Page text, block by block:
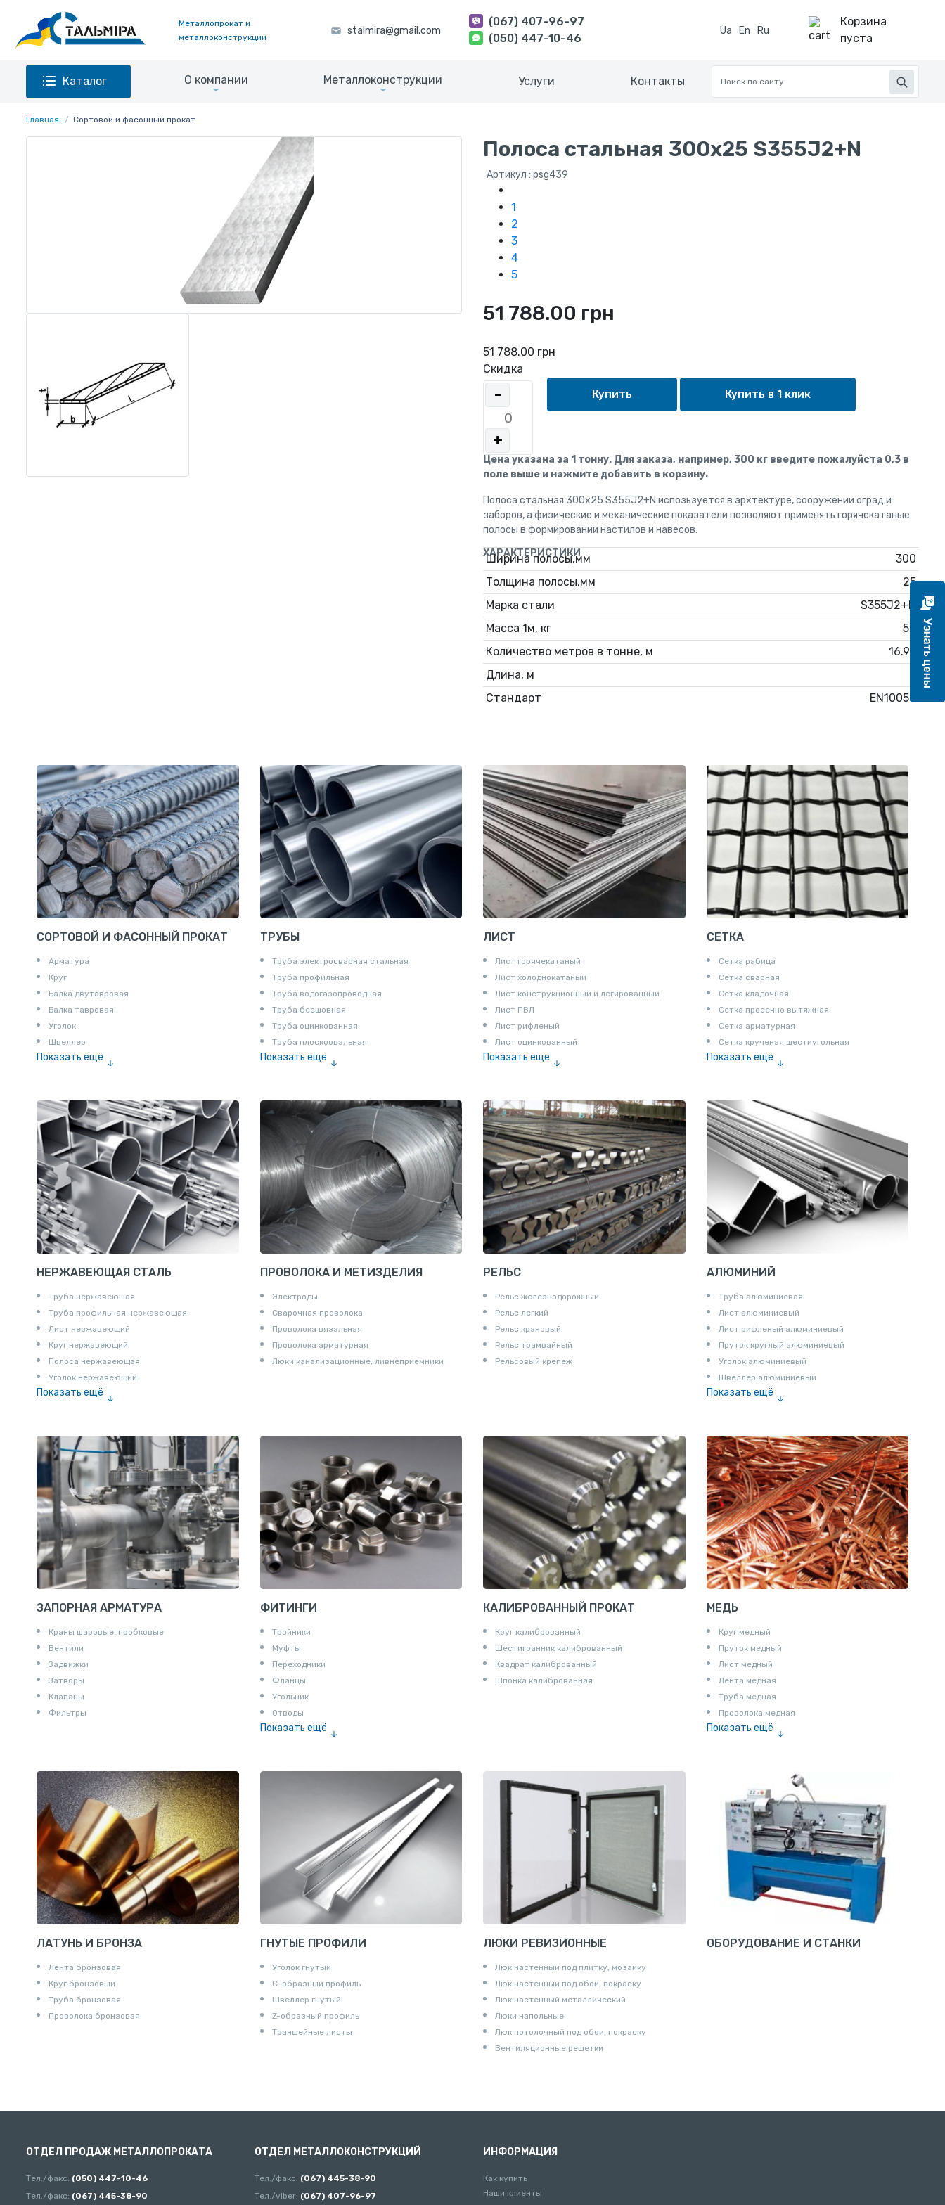
Металлопрокат и
металлоконструкции
(067) 407-96-97
(050) 447-10-46
Ua En Ru
Корзина
пуста
Каталог О компании Металлоконструкции Услуги Контакты
Главная Сортовой и фасонный прокат
Полоса стальная 300х25 S355J2+N
Артикул : psg439
1
2
3
4
5
51 788.00 грн
51 788.00 грн
Скидка
-
+
Купить в 1 клик
Цена указана за 1 тонну. Для заказа, например, 300 кг введите пожалуйста 0,3 в
поле выше и нажмите добавить в корзину.
Полоса стальная 300х25 S355J2+N испозьзуется в архтектуре, сооружении оград и
заборов, а физические и механические показатели позволяют применять горячекатаные
полосы в формировании настилов и навесов.
ХАРАКТЕРИСТИКИ
Ширина полосы,мм
300
Толщина полосы,мм
25
Марка стали
S355J2+N
Масса 1м, кг
59
Количество метров в тонне, м
16.95
Длина, м
Стандарт
EN10058
СОРТОВОЙ И ФАСОННЫЙ ПРОКАТ
Арматура
Круг
Балка двутавровая
Балка тавровая
Уголок
Швеллер
Показать ещё
Катанка
Шестигранник
Полособульб
Полукруг
Шпунт Ларсена
ТРУБЫ
Труба электросварная стальная
Труба профильная
Труба водогазопроводная
Труба бесшовная
Труба оцинкованная
Труба плоскоовальная
Показать ещё
ЛИСТ
Лист горячекатаный
Лист холоднокатаный
Лист конструкционный и легированный
Лист ПВЛ
Лист рифленый
Лист оцинкованный
Показать ещё
СЕТКА
Сетка рабица
Сетка сварная
Сетка кладочная
Сетка просечно вытяжная
Сетка арматурная
Сетка крученая шестиугольная
Показать ещё
НЕРЖАВЕЮЩАЯ СТАЛЬ
Труба нержавеюшая
Труба профильная нержавеющая
Лист нержавеющий
Круг нержавеющий
Полоса нержавеющая
Уголок нержавеющий
Показать ещё
ПРОВОЛОКА И МЕТИЗДЕЛИЯ
Электроды
Сварочная проволока
Проволока вязальная
Проволока арматурная
Люки канализационные, ливнеприемники
РЕЛЬС
Рельс железнодорожный
Рельс легкий
Рельс крановый
Рельс трамвайный
Рельсовый крепеж
АЛЮМИНИЙ
Труба алюминиевая
Лист алюминиевый
Лист рифленый алюминиевый
Пруток круглый алюминиевый
Уголок алюминиевый
Швеллер алюминиевый
Показать ещё
Шина электротехническая
Алюминиевая плита
Z профиль алюминиевый
Т профиль алюминиевый
Пруток квадратный алюминиевый
Полоса алюминиевая
Пруток шестигранный алюминиевый
ЗАПОРНАЯ АРМАТУРА
Краны шаровые, пробковые
Вентили
Задвижки
Затворы
Клапаны
Фильтры
ФИТИНГИ
Тройники
Муфты
Переходники
Фланцы
Угольник
Отводы
Показать ещё
Удлинители для труб
Крестовины
Контргайки
КАЛИБРОВАННЫЙ ПРОКАТ
Круг калиброванный
Шестигранник калиброванный
Квадрат калиброванный
Шпонка калиброванная
МЕДЬ
Круг медный
Пруток медный
Лист медный
Лента медная
Труба медная
Проволока медная
Показать ещё
ЛАТУНЬ И БРОНЗА
Лента бронзовая
Круг бронзовый
Труба бронзовая
Проволока бронзовая
ГНУТЫЕ ПРОФИЛИ
Уголок гнутый
С-образный профиль
Швеллер гнутый
Z-образный профиль
Траншейные листы
ЛЮКИ РЕВИЗИОННЫЕ
Люк настенный под плитку, мозаику
Люк настенный под обои, покраску
Люк настенный металлический
Люки напольные
Люк потолочный под обои, покраску
Вентиляционные решетки
ОБОРУДОВАНИЕ И СТАНКИ
ОТДЕЛ ПРОДАЖ МЕТАЛЛОПРОКАТА
Тел./факс: (050) 447-10-46
Тел./факс: (067) 445-38-90
ОТДЕЛ МЕТАЛЛОКОНСТРУКЦИЙ
Тел./факс: (067) 445-38-90
Тел./viber: (067) 407-96-97
ИНФОРМАЦИЯ
Как купить
Наши клиенты